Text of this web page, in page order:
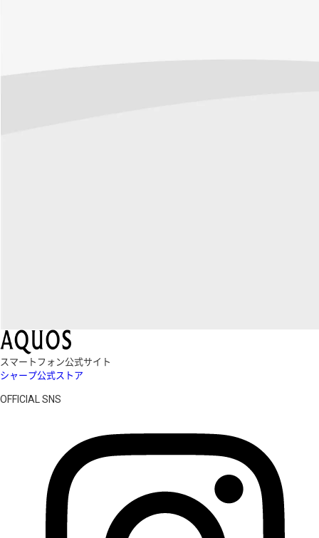
スマートフォン公式サイト
シャープ公式ストア
OFFICIAL SNS